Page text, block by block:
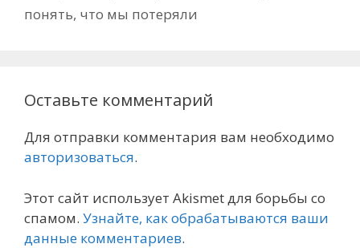
понять, что мы потеряли
Оставьте комментарий
Для отправки комментария вам необходимо
авторизоваться.
Этот сайт использует Akismet для борьбы со
спамом. Узнайте, как обрабатываются ваши
данные комментариев.